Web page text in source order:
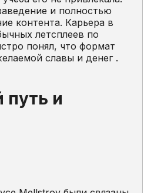
и полностью
контента. Карьера в
летсплеев по
понял, что формат
славы и денег .
путь и